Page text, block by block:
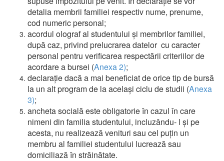
detalia membrii familiei respectiv nume, prenume,
cod numeric personal;
acordul olograf al studentului şi membrilor familiei,
după caz, privind prelucrarea datelor cu caracter
personal pentru verificarea respectării criteriilor de
acordare a bursei (Anexa 2);
declarație dacă a mai beneficiat de orice tip de bursă
la un alt program de la același ciclu de studii (Anexa
3);
ancheta socială este obligatorie în cazul în care
nimeni din familia studentului, incluzându- l și pe
acesta, nu realizează venituri sau cel puțin un
membru al familiei studentului lucrează sau
domiciliază în străinătate.